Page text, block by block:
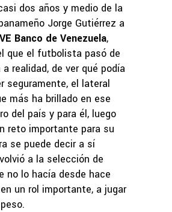
dos años y medio de la
Jorge Gutiérrez a
Banco de Venezuela,
que el futbolista pasó de
realidad, de ver qué podía
seguramente, el lateral
más ha brillado en ese
del país y para él, luego
reto importante para su
se puede decir a sí
a la selección de
no lo hacía desde hace
un rol importante, a jugar